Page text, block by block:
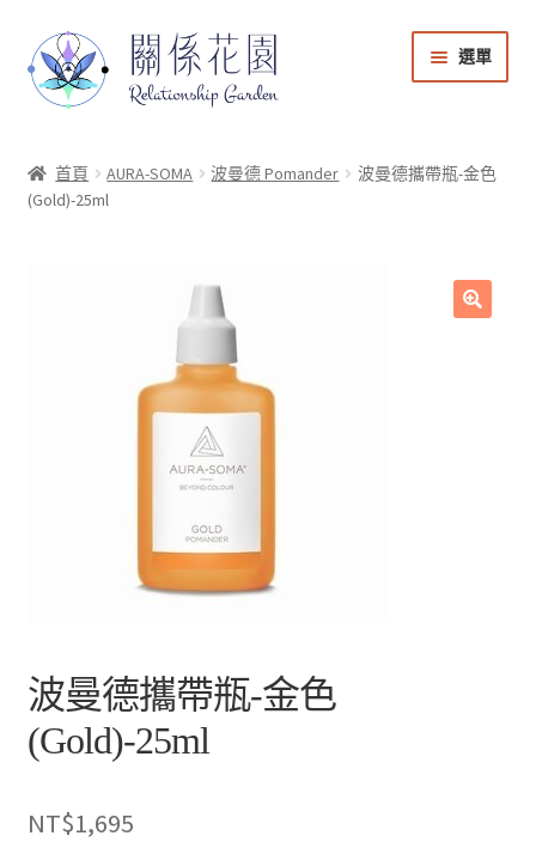
選單
課程音檔
首頁 AURA-SOMA 波曼德 Pomander
波曼德攜帶瓶-金色
(Gold)-25ml
波曼德攜帶瓶-金色
(Gold)-25ml
NT$1,695